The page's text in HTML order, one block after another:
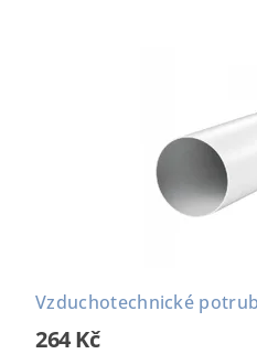
Vzduchotechnické
264 Kč